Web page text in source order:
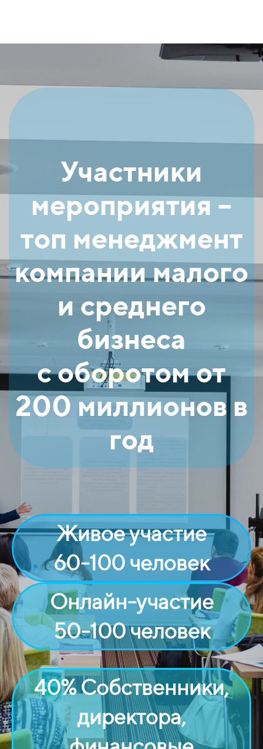
Участники
мероприятия –
топ менеджмент
компании малого
и среднего
бизнеса
с оборотом от
200 миллионов в
год
Живое участие
60-100 человек
Онлайн-участие
50-100 человек
40% Собственники,
директора,